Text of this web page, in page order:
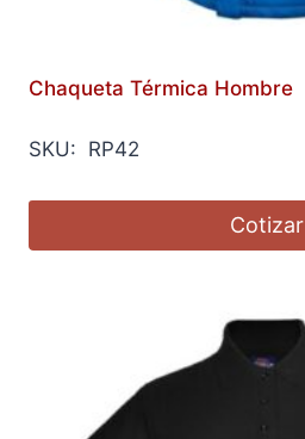
Chaqueta Térmica Hombre
SKU: RP42
Cotizar